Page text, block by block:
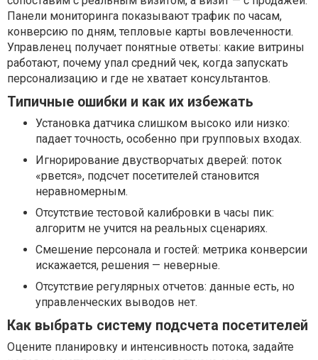
Панели мониторинга показывают трафик по часам,
конверсию по дням, тепловые карты вовлеченности.
Управленец получает понятные ответы: какие витрины
работают, почему упал средний чек, когда запускать
персонализацию и где не хватает консультантов.
Типичные ошибки и как их избежать
Установка датчика слишком высоко или низко:
падает точность, особенно при групповых входах.
Игнорирование двустворчатых дверей: поток
«рвется», подсчет посетителей становится
неравномерным.
Отсутствие тестовой калибровки в часы пик:
алгоритм не учится на реальных сценариях.
Смешение персонала и гостей: метрика конверсии
искажается, решения — неверные.
Отсутствие регулярных отчетов: данные есть, но
управленческих выводов нет.
Как выбрать систему подсчета посетителей
Оцените планировку и интенсивность потока, задайте